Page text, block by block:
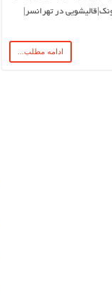
در تهرانسر|
ادامه مطلب...